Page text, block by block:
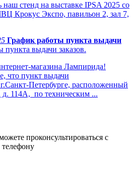
наш стенд на выставке IPSA 2025 со
Крокус Экспо, павильон 2, зал 7,
График работы пункта выдачи
магазина Лампирида!
что пункт выдачи
Петербурге, расположенный
д. 114А, по техническим ...
проконсультироваться с